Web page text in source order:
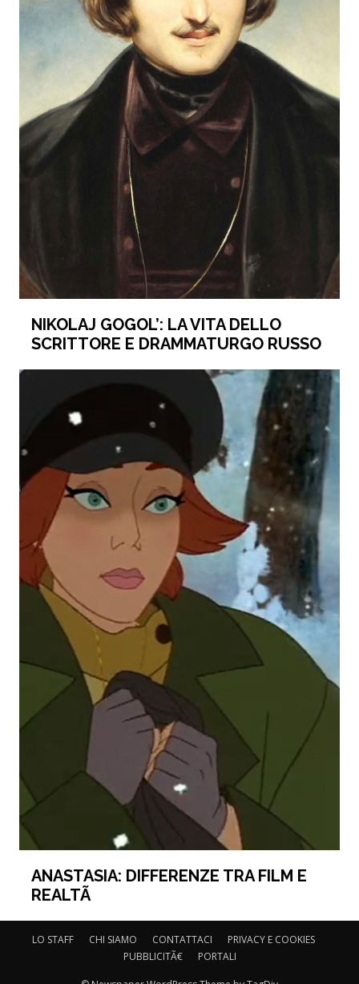
NIKOLAJ GOGOL’: LA VITA DELLO
SCRITTORE E DRAMMATURGO RUSSO
ANASTASIA: DIFFERENZE TRA FILM E
REALTÃ
LO STAFF CHI SIAMO CONTATTACI
PRIVACY E COOKIES
PUBBLICITÃ€
PORTALI